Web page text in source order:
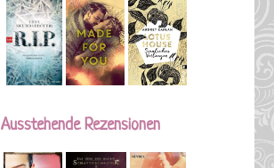
Ausstehende Rezensionen